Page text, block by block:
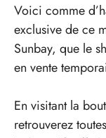
Voici comme
exclusive de ce
Sunbay, que le
en vente
En visitant la
retrouverez